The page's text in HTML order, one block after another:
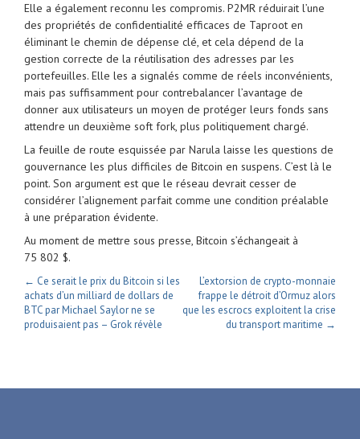
Elle a également reconnu les compromis. P2MR réduirait l’une
des propriétés de confidentialité efficaces de Taproot en
éliminant le chemin de dépense clé, et cela dépend de la
gestion correcte de la réutilisation des adresses par les
portefeuilles. Elle les a signalés comme de réels inconvénients,
mais pas suffisamment pour contrebalancer l’avantage de
donner aux utilisateurs un moyen de protéger leurs fonds sans
attendre un deuxième soft fork, plus politiquement chargé.
La feuille de route esquissée par Narula laisse les questions de
gouvernance les plus difficiles de Bitcoin en suspens. C’est là le
point. Son argument est que le réseau devrait cesser de
considérer l’alignement parfait comme une condition préalable
à une préparation évidente.
Au moment de mettre sous presse, Bitcoin s’échangeait à
75 802 $.
← Ce serait le prix du Bitcoin si les
achats d’un milliard de dollars de
BTC par Michael Saylor ne se
produisaient pas – Grok révèle
L’extorsion de crypto-monnaie
frappe le détroit d’Ormuz alors
que les escrocs exploitent la crise
du transport maritime →